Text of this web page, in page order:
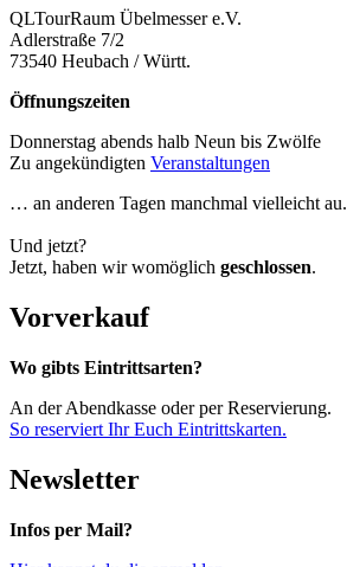
QLTourRaum Übelmesser e.V.
Adlerstraße 7/2
73540 Heubach / Württ.
Öffnungszeiten
Donnerstag abends halb Neun bis Zwölfe
Zu angekündigten Veranstaltungen
… an anderen Tagen manchmal vielleicht au.
Und jetzt?
Jetzt, haben wir womöglich geschlossen.
Vorverkauf
Wo gibts Eintrittsarten?
An der Abendkasse oder per Reservierung.
So reserviert Ihr Euch Eintrittskarten.
Newsletter
Infos per Mail?